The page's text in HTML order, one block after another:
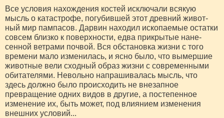
Все условия нахождения костей исключали всякую
мысль о катастрофе, погубившей этот древний живот­
ный мир пампасов. Дарвин находил ископаемые остатки
совсем близко к поверхности, едва прикрытые нане­
сенной ветрами почвой. Вся обстановка жизни с того
времени мало изменилась, и ясно было, что вымершие
животные вели сходный образ жизни с современными
обитателями. Невольно напрашивалась мысль, что
здесь должно было происходить не внезапное
превращение одних видов в другие, а постепенное
изменение их, быть может, под влиянием изменения
внешних условий...